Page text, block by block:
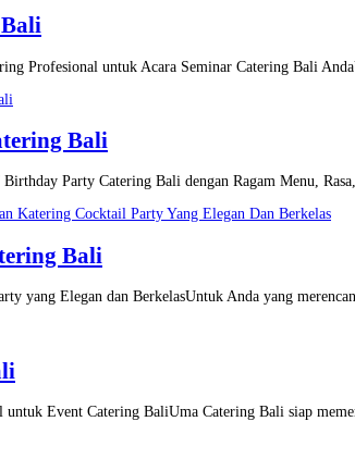
Profesional untuk Acara Seminar Catering Bali
Bali
Birthday Party Catering Bali dengan Ragam Menu,
Bali
yang Elegan dan BerkelasUntuk Anda yang
untuk Event Catering BaliUma Catering Bali siap